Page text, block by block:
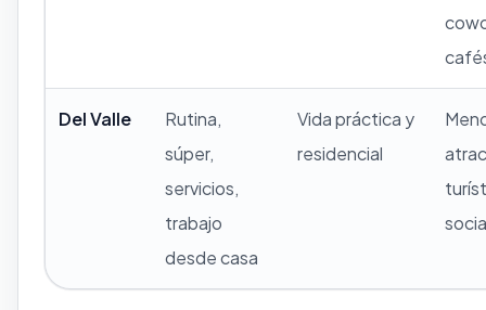
Del Valle
Rutina,
súper,
servicios,
trabajo
desde casa
Vida práctica y
residencial